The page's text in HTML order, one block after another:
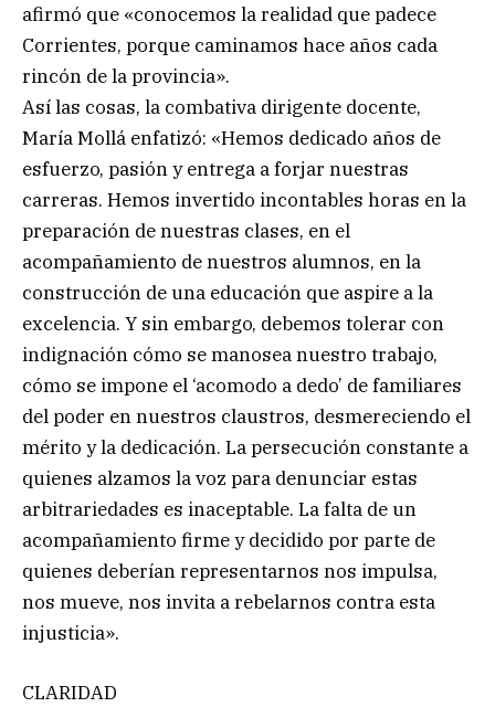
afirmó que «conocemos la realidad que padece
Corrientes, porque caminamos hace años cada
rincón de la provincia».
Así las cosas, la combativa dirigente docente,
María Mollá enfatizó: «Hemos dedicado años de
esfuerzo, pasión y entrega a forjar nuestras
carreras. Hemos invertido incontables horas en la
preparación de nuestras clases, en el
acompañamiento de nuestros alumnos, en la
construcción de una educación que aspire a la
excelencia. Y sin embargo, debemos tolerar con
indignación cómo se manosea nuestro trabajo,
cómo se impone el ‘acomodo a dedo’ de familiares
del poder en nuestros claustros, desmereciendo el
mérito y la dedicación. La persecución constante a
quienes alzamos la voz para denunciar estas
arbitrariedades es inaceptable. La falta de un
acompañamiento firme y decidido por parte de
quienes deberían representarnos nos impulsa,
nos mueve, nos invita a rebelarnos contra esta
injusticia».
CLARIDAD